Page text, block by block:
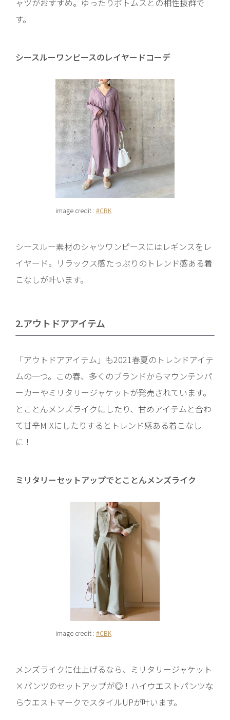
ャツがおすすめ。ゆったりボトムスとの相性抜群で
す。
シースルーワンピースのレイヤードコーデ
image credit : #CBK
シースルー素材のシャツワンピースにはレギンスをレ
イヤード。リラックス感たっぷりのトレンド感ある着
こなしが叶います。
2.アウトドアアイテム
「アウトドアアイテム」も2021春夏のトレンドアイテ
ムの一つ。この春、多くのブランドからマウンテンパ
ーカーやミリタリージャケットが発売されています。
とことんメンズライクにしたり、甘めアイテムと合わ
て甘辛MIXにしたりするとトレンド感ある着こなし
に！
ミリタリーセットアップでとことんメンズライク
image credit : #CBK
メンズライクに仕上げるなら、ミリタリージャケット
×パンツのセットアップが◎！ハイウエストパンツな
らウエストマークでスタイルUPが叶います。